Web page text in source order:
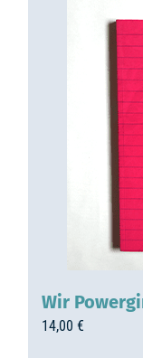
Wir
14,00 €